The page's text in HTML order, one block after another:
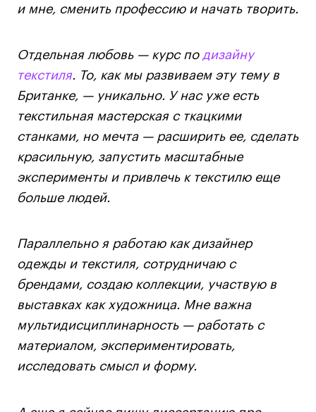
Стоимость обучения
График учебного года
Вопросы и ответы
Карьера
Ассоциация выпускников
Живые проекты
Летние стажировки
Проекты студентов
Работы студентов
«Живые» проекты
Участие в выставках
и мне, сменить профессию и начать творить.
Отдельная любовь — курс подизайну
текстиля. То, как мы развиваем эту тему в
Британке, — уникально. У нас уже есть
текстильная мастерская с ткацкими
станками, но мечта — расширить ее, сделать
красильную, запустить масштабные
эксперименты и привлечь к текстилю еще
больше людей.
Параллельно я работаю как дизайнер
одежды и текстиля, сотрудничаю с
брендами, создаю коллекции, участвую в
выставках как художница. Мне важна
мультидисциплинарность — работать с
материалом, экспериментировать,
исследовать смысл и форму.